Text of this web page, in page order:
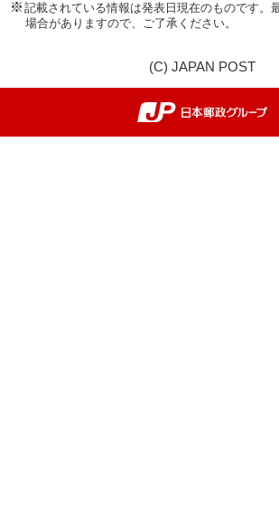
記載されている情報は発表日現在のものです。
場合がありますので、ご了承ください。
(C) JAPAN POST